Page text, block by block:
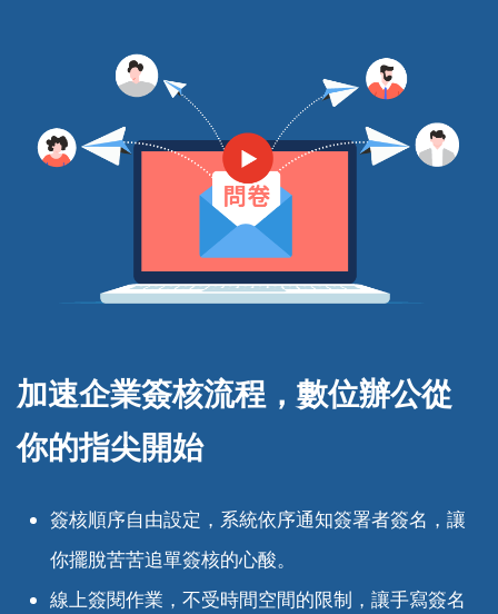
加速企業簽核流程， 數位辦公從
你的指尖開始
簽核順序自由設定，系統依序通知簽署者簽名，讓
你擺脫苦苦追單簽核的心酸。
線上簽閱作業，不受時間空間的限制，讓手寫簽名